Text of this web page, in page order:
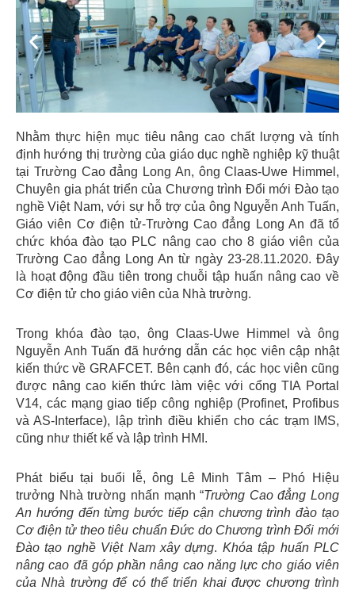
Previous Next
Nhằm thực hiện mục tiêu nâng cao chất lượng và tính
định hướng thị trường của giáo dục nghề nghiệp kỹ thuật
tại Trường Cao đẳng Long An, ông Claas-Uwe Himmel,
Chuyên gia phát triển của Chương trình Đổi mới Đào tạo
nghề Việt Nam, với sự hỗ trợ của ông Nguyễn Anh Tuấn,
Giáo viên Cơ điện tử-Trường Cao đẳng Long An đã tổ
chức khóa đào tạo PLC nâng cao cho 8 giáo viên của
Trường Cao đẳng Long An từ ngày 23-28.11.2020. Đây
là hoạt động đầu tiên trong chuỗi tập huấn nâng cao về
Cơ điện tử cho giáo viên của Nhà trường.
Trong khóa đào tạo, ông Claas-Uwe Himmel và ông
Nguyễn Anh Tuấn đã hướng dẫn các học viên cập nhật
kiến thức về GRAFCET. Bên cạnh đó, các học viên cũng
được nâng cao kiến thức làm việc với cổng TIA Portal
V14, các mạng giao tiếp công nghiệp (Profinet, Profibus
và AS-Interface), lập trình điều khiển cho các trạm IMS,
cũng như thiết kế và lập trình HMI.
Phát biểu tại buổi lễ, ông Lê Minh Tâm – Phó Hiệu
trưởng Nhà trường nhấn mạnh “Trường Cao đẳng Long
An hướng đến từng bước tiếp cận chương trình đào tạo
Cơ điện tử theo tiêu chuẩn Đức do Chương trình Đổi mới
Đào tạo nghề Việt Nam xây dựng. Khóa tập huấn PLC
nâng cao đã góp phần nâng cao năng lực cho giáo viên
của Nhà trường để có thể triển khai được chương trình